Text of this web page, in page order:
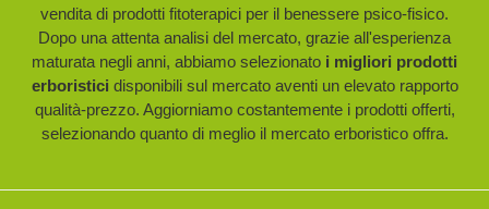
vendita di prodotti fitoterapici per il benessere psico-fisico.
Dopo una attenta analisi del mercato, grazie all'esperienza
maturata negli anni, abbiamo selezionato i migliori prodotti
erboristici disponibili sul mercato aventi un elevato rapporto
qualità-prezzo. Aggiorniamo costantemente i prodotti offerti,
selezionando quanto di meglio il mercato erboristico offra.